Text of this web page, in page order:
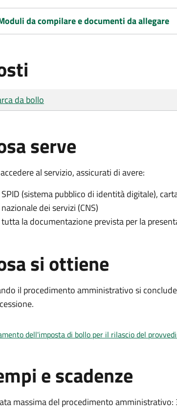
da compilare e documenti da allegare
di pagamento
da bollo
serve
al servizio, assicurati di avere:
SPID (sistema pubblico di identità digitale),
nazionale dei servizi (CNS)
tutta la documentazione prevista per la
si ottiene
il procedimento amministrativo si
dell'imposta di bollo per il rilascio del
e scadenze
massima del procedimento amministrativo: